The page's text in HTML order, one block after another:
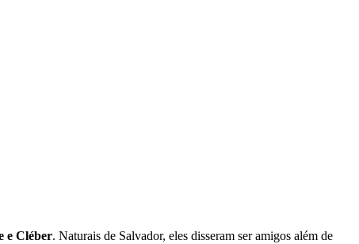
e Cléber. Naturais de Salvador, eles disseram ser amigos além de